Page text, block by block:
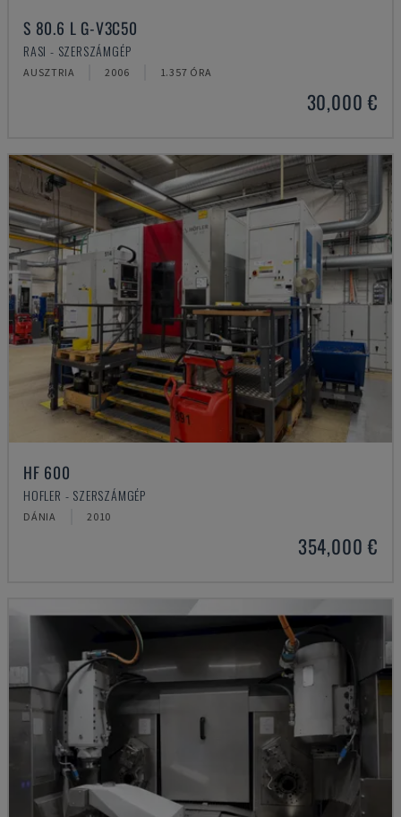
S 80.6 L G-V3C50
RASI - SZERSZÁMGÉP
AUSZTRIA 2006 1.357 ÓRA
30,000 €
HF 600
HOFLER - SZERSZÁMGÉP
DÁNIA 2010
354,000 €